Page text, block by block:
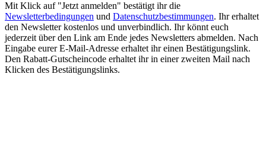
Mit Klick auf "Jetzt anmelden" bestätigt ihr die
Newsletterbedingungen und Datenschutzbestimmungen. Ihr erhaltet
den Newsletter kostenlos und unverbindlich. Ihr könnt euch
jederzeit über den Link am Ende jedes Newsletters abmelden. Nach
Eingabe eurer E-Mail-Adresse erhaltet ihr einen Bestätigungslink.
Den Rabatt-Gutscheincode erhaltet ihr in einer zweiten Mail nach
Klicken des Bestätigungslinks.